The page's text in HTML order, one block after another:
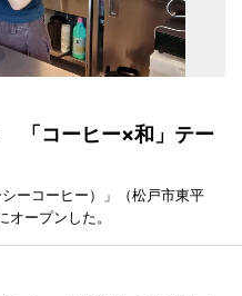
「コーヒー×和」テー
ーコーヒー）」（松戸市東平
ープンした。